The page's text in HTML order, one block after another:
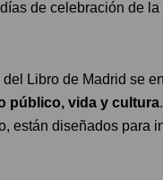
de celebración de
Libro de Madrid se
público, vida y cultura
están diseñados para